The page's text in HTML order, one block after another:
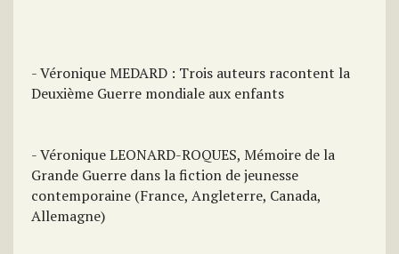
- Véronique MEDARD : Trois auteurs racontent la
Deuxième Guerre mondiale aux enfants
- Véronique LEONARD-ROQUES, Mémoire de la
Grande Guerre dans la fiction de jeunesse
contemporaine (France, Angleterre, Canada,
Allemagne)